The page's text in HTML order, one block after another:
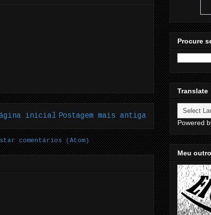
Postagem mais antiga
inicial
comentários (Atom)
Procure
Translate
Powered
Meu